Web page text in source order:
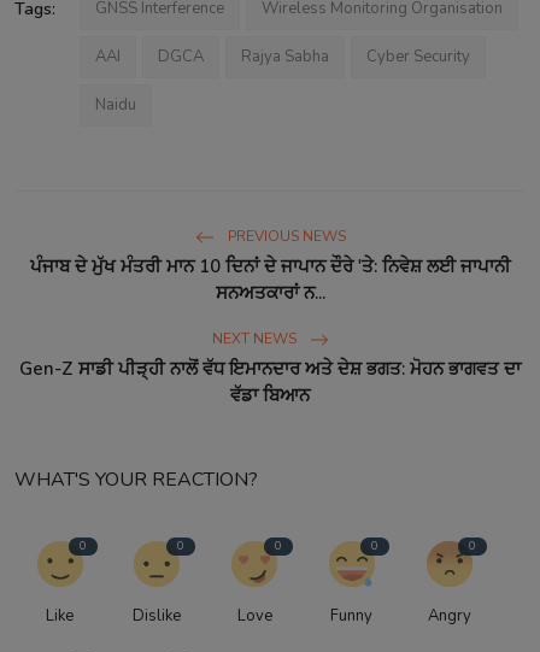
Tags: GNSS Interference Wireless Monitoring Organisation
AAI DGCA Rajya Sabha Cyber Security
Naidu
PREVIOUS NEWS
ਪੰਜਾਬ ਦੇ ਮੁੱਖ ਮੰਤਰੀ ਮਾਨ 10 ਦਿਨਾਂ ਦੇ ਜਾਪਾਨ ਦੌਰੇ 'ਤੇ: ਨਿਵੇਸ਼ ਲਈ ਜਾਪਾਨੀ
ਸਨਅਤਕਾਰਾਂ ਨ...
NEXT NEWS
Gen-Z ਸਾਡੀ ਪੀੜ੍ਹੀ ਨਾਲੋਂ ਵੱਧ ਇਮਾਨਦਾਰ ਅਤੇ ਦੇਸ਼ ਭਗਤ: ਮੋਹਨ ਭਾਗਵਤ ਦਾ
ਵੱਡਾ ਬਿਆਨ
WHAT'S YOUR REACTION?
0
Like
0
Dislike
0
Love
0
Funny
0
Angry